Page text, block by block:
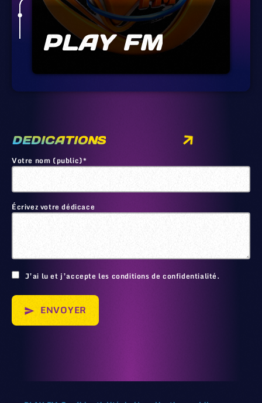
PLAY FM
DEDICATIONS
Votre nom (public)*
Écrivez votre dédicace
J’ai lu et j’accepte les conditions de confidentialité.
send ENVOYER